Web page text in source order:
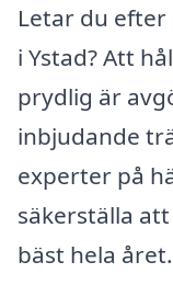
Letar du
i Ystad? Att
prydlig är
inbjudande
experter på
säkerställa
bäst hela året.